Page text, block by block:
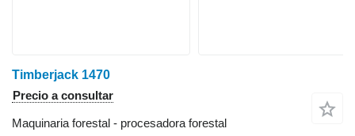
Timberjack 1470
Precio a consultar
Maquinaria forestal - procesadora forestal